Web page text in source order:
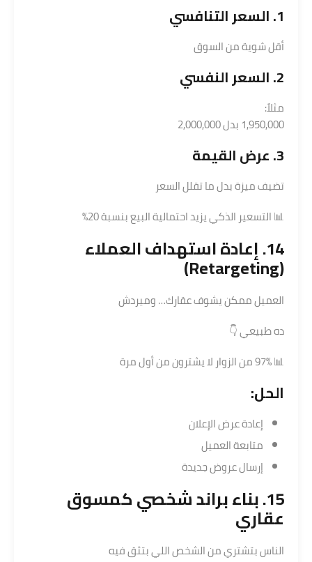
1. السعر التنافسي
أقل شوية من السوق
2. السعر النفسي
مثلاً:
1,950,000 بدل 2,000,000
3. عرض القيمة
تضيف ميزة بدل ما تقلل السعر
📊 التسعير الذكي يزيد احتمالية البيع بنسبة 20%
14. إعادة استهداف العملاء
(Retargeting)
العميل ممكن يشوف عقارك… وميردش
ده طبيعي 👇
📊 97% من الزوار لا يشترون من أول مرة
الحل:
إعادة عرض الإعلان
متابعة العميل
إرسال عروض جديدة
15. بناء براند شخصي كمسوق
عقاري
الناس بتشتري من الشخص اللي بتثق فيه